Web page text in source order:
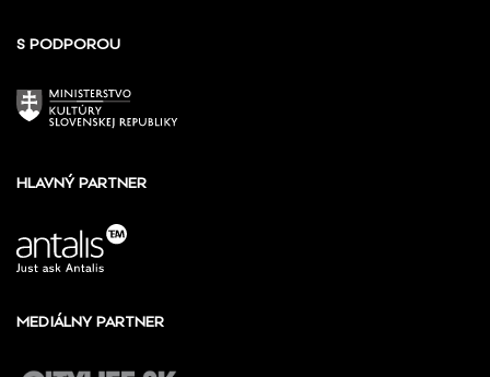
S PODPOROU
HLAVNÝ PARTNER
MEDIÁLNY PARTNER